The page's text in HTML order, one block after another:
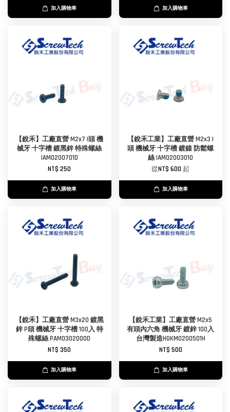
加入購物車 加入購物車
【銳禾】工廠直營 M2x7 I頭 機
械牙 十字槽 鍍黑鋅 特殊螺絲
IAM0200701D
NT$ 250
加入購物車
【銳禾工業】工廠直營 M2x3 I
頭 機械牙 十字槽 鍍鎳 防鬆螺
絲 IAM0200301O
從NT$ 600 起
加入購物車
【銳禾】工廠直營 M3x20 鍍黑
鋅 P頭 機械牙 十字槽 100入 特
殊螺絲 PAM0302000D
NT$ 350
加入購物車
【銳禾工業】工廠直營 M2x5
有頭內六角 機械牙 鍍鋅 100入
台灣製造HGKM0200501H
NT$ 500
加入購物車